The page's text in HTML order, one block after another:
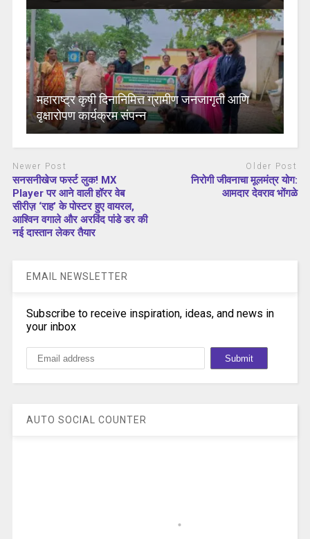
महाराष्ट्र कृषी दिनानिमित्त ग्रामीण जनजागृती आणि
वृक्षारोपण कार्यक्रम संपन्न
Newer Post
सनसनीखेज फर्स्ट लुक! MX
Player पर आने वाली हॉरर वेब
सीरीज़ ‘राह’ के पोस्टर हुए वायरल,
आश्विन वगाले और अरविंद पांडे डर की
नई दास्तान लेकर तैयार
Older Post
निरोगी जीवनाचा मूलमंत्र योग:
आमदार देवराव भोंगळे
EMAIL NEWSLETTER
Subscribe to receive inspiration, ideas, and news in
your inbox
AUTO SOCIAL COUNTER